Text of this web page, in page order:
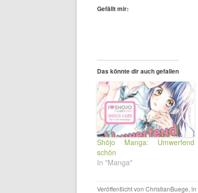
Gefällt mir:
Das könnte dir auch gefallen
Shōjo Manga: Umwerfend
schön
In "Manga"
Veröffentlicht von ChristianBuege, in